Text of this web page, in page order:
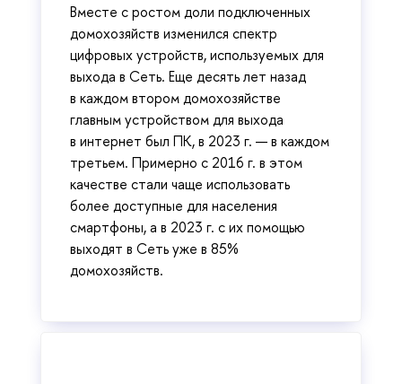
Вместе с ростом доли подключенных
домохозяйств изменился спектр
цифровых устройств, используемых для
выхода в Сеть. Еще десять лет назад
в каждом втором домохозяйстве
главным устройством для выхода
в интернет был ПК, в 2023 г. — в каждом
третьем. Примерно с 2016 г. в этом
качестве стали чаще использовать
более доступные для населения
смартфоны, а в 2023 г. с их помощью
выходят в Сеть уже в 85%
домохозяйств.